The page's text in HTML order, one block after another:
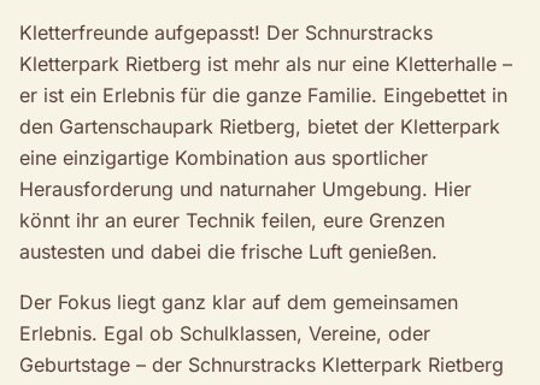
Kletterfreunde aufgepasst! Der Schnurstracks
Kletterpark Rietberg ist mehr als nur eine Kletterhalle –
er ist ein Erlebnis für die ganze Familie. Eingebettet in
den Gartenschaupark Rietberg, bietet der Kletterpark
eine einzigartige Kombination aus sportlicher
Herausforderung und naturnaher Umgebung. Hier
könnt ihr an eurer Technik feilen, eure Grenzen
austesten und dabei die frische Luft genießen.
Der Fokus liegt ganz klar auf dem gemeinsamen
Erlebnis. Egal ob Schulklassen, Vereine, oder
Geburtstage – der Schnurstracks Kletterpark Rietberg